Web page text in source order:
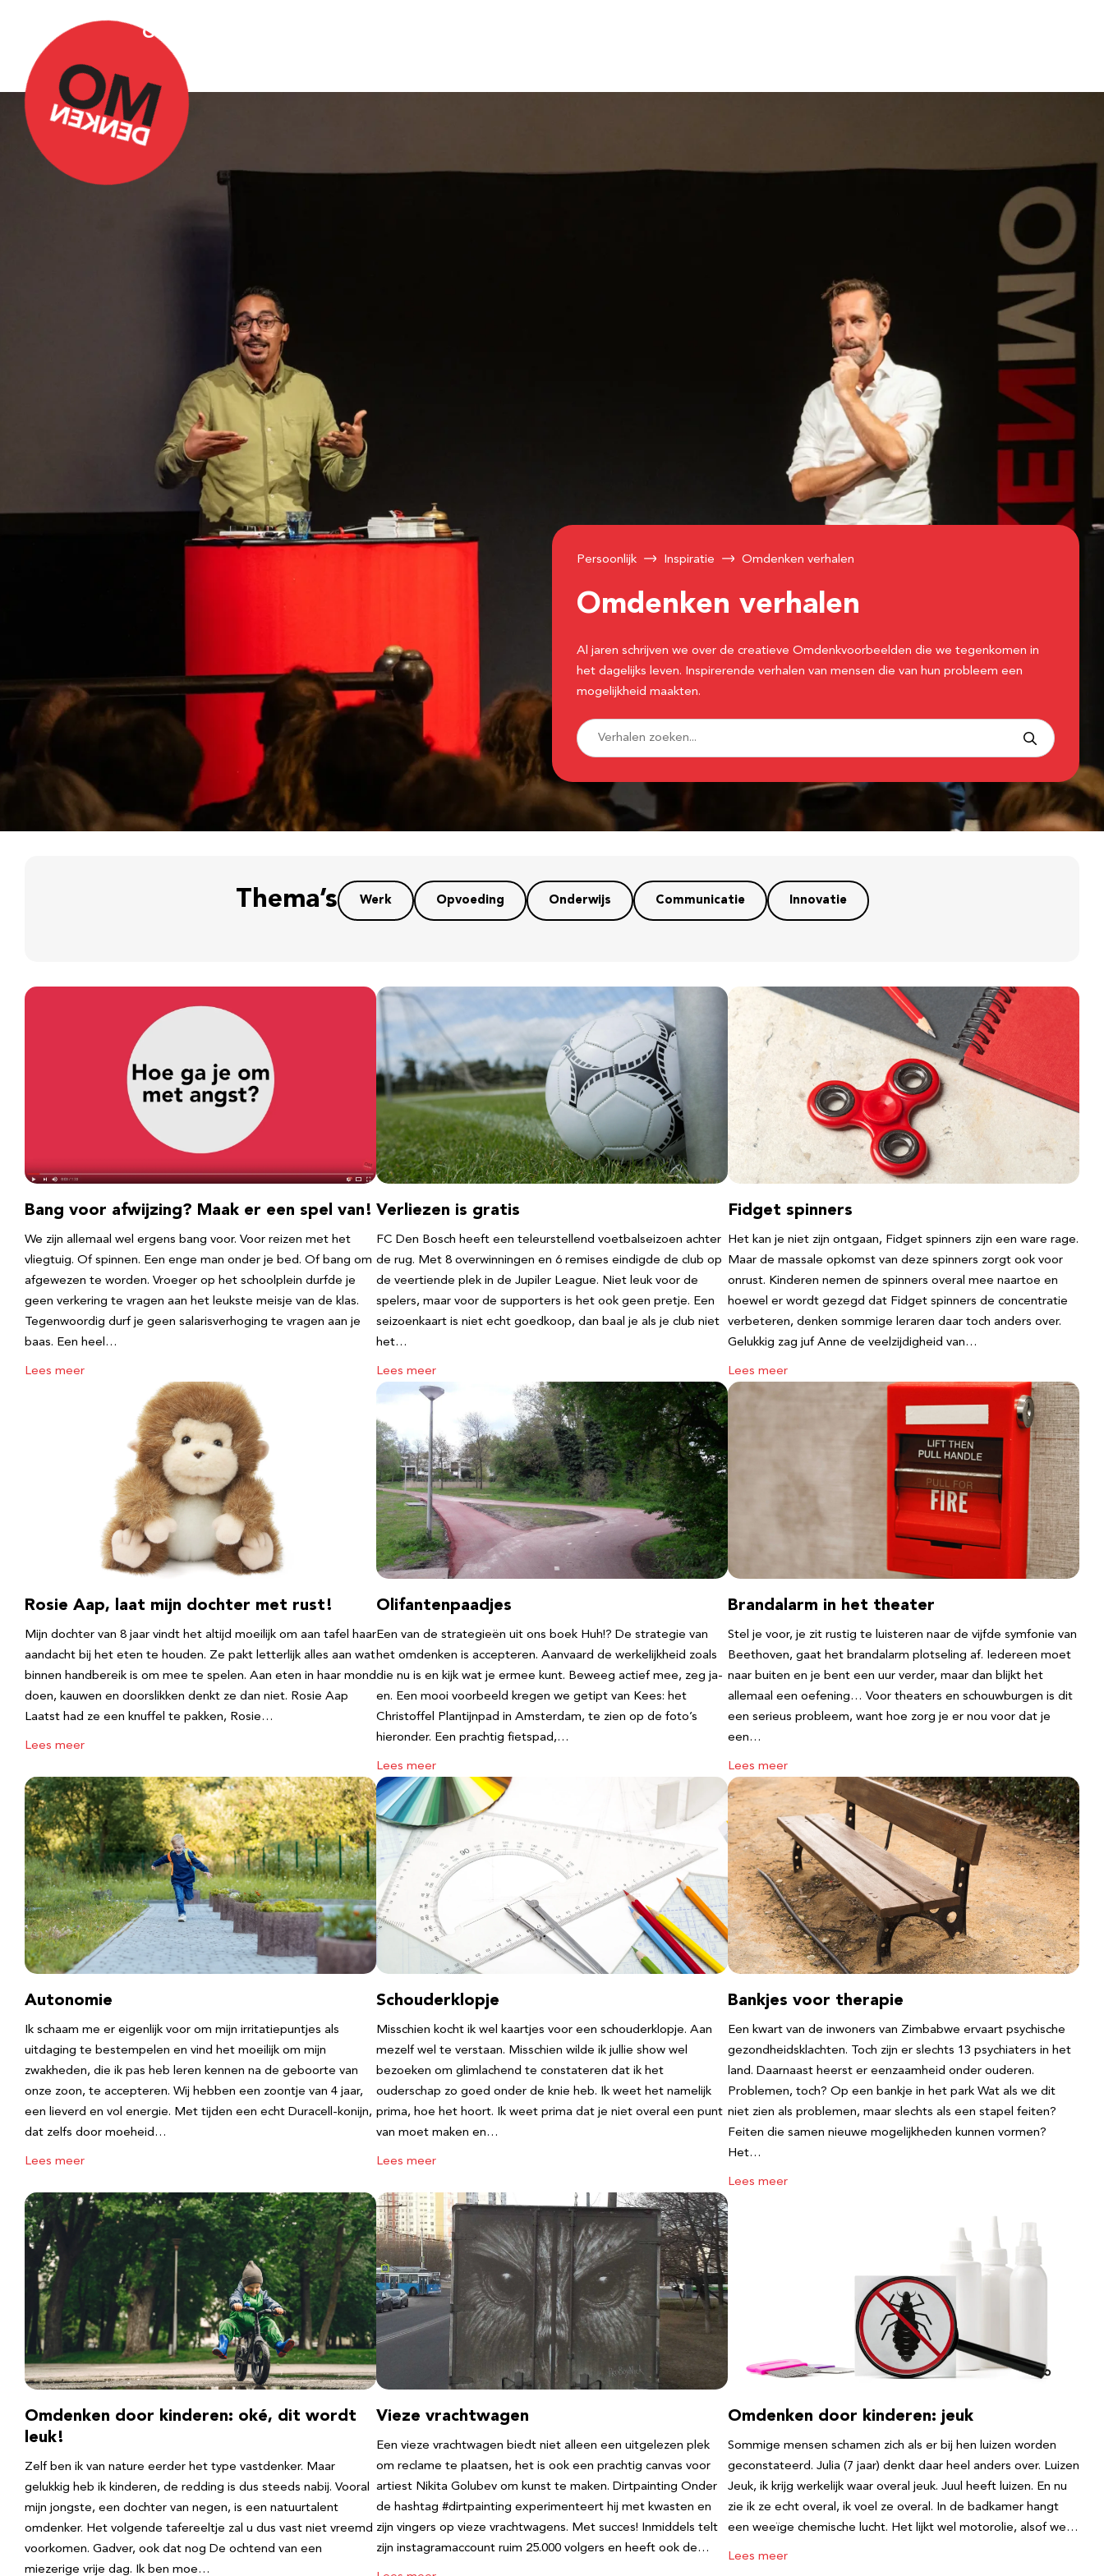
Over Omdenken
Persoonlijk Inspiratie Omdenken verhalen
Omdenken verhalen
Al jaren schrijven we over de creatieve Omdenkvoorbeelden die we tegenkomen in
het dagelijks leven. Inspirerende verhalen van mensen die van hun probleem een
mogelijkheid maakten.
Thema’s Werk Opvoeding Onderwijs Communicatie Innovatie
Bang voor afwijzing? Maak er een spel van!
We zijn allemaal wel ergens bang voor. Voor reizen met het
vliegtuig. Of spinnen. Een enge man onder je bed. Of bang om
afgewezen te worden. Vroeger op het schoolplein durfde je
geen verkering te vragen aan het leukste meisje van de klas.
Tegenwoordig durf je geen salarisverhoging te vragen aan je
baas. Een heel…
Lees meer
Verliezen is gratis
FC Den Bosch heeft een teleurstellend voetbalseizoen achter
de rug. Met 8 overwinningen en 6 remises eindigde de club op
de veertiende plek in de Jupiler League. Niet leuk voor de
spelers, maar voor de supporters is het ook geen pretje. Een
seizoenkaart is niet echt goedkoop, dan baal je als je club niet
het…
Lees meer
Fidget spinners
Het kan je niet zijn ontgaan, Fidget spinners zijn een ware rage.
Maar de massale opkomst van deze spinners zorgt ook voor
onrust. Kinderen nemen de spinners overal mee naartoe en
hoewel er wordt gezegd dat Fidget spinners de concentratie
verbeteren, denken sommige leraren daar toch anders over.
Gelukkig zag juf Anne de veelzijdigheid van…
Lees meer
Rosie Aap, laat mijn dochter met rust!
Mijn dochter van 8 jaar vindt het altijd moeilijk om aan tafel haar
aandacht bij het eten te houden. Ze pakt letterlijk alles aan wat
binnen handbereik is om mee te spelen. Aan eten in haar mond
doen, kauwen en doorslikken denkt ze dan niet. Rosie Aap
Laatst had ze een knuffel te pakken, Rosie…
Lees meer
Olifantenpaadjes
Een van de strategieën uit ons boek Huh!? De strategie van
het omdenken is accepteren. Aanvaard de werkelijkheid zoals
die nu is en kijk wat je ermee kunt. Beweeg actief mee, zeg ja-
en. Een mooi voorbeeld kregen we getipt van Kees: het
Christoffel Plantijnpad in Amsterdam, te zien op de foto’s
hieronder. Een prachtig fietspad,…
Lees meer
Brandalarm in het theater
Stel je voor, je zit rustig te luisteren naar de vijfde symfonie van
Beethoven, gaat het brandalarm plotseling af. Iedereen moet
naar buiten en je bent een uur verder, maar dan blijkt het
allemaal een oefening… Voor theaters en schouwburgen is dit
een serieus probleem, want hoe zorg je er nou voor dat je
een…
Lees meer
Autonomie
Ik schaam me er eigenlijk voor om mijn irritatiepuntjes als
uitdaging te bestempelen en vind het moeilijk om mijn
zwakheden, die ik pas heb leren kennen na de geboorte van
onze zoon, te accepteren. Wij hebben een zoontje van 4 jaar,
een lieverd en vol energie. Met tijden een echt Duracell-konijn,
dat zelfs door moeheid…
Lees meer
Schouderklopje
Misschien kocht ik wel kaartjes voor een schouderklopje. Aan
mezelf wel te verstaan. Misschien wilde ik jullie show wel
bezoeken om glimlachend te constateren dat ik het
ouderschap zo goed onder de knie heb. Ik weet het namelijk
prima, hoe het hoort. Ik weet prima dat je niet overal een punt
van moet maken en…
Lees meer
Bankjes voor therapie
Een kwart van de inwoners van Zimbabwe ervaart psychische
gezondheidsklachten. Toch zijn er slechts 13 psychiaters in het
land. Daarnaast heerst er eenzaamheid onder ouderen.
Problemen, toch? Op een bankje in het park Wat als we dit
niet zien als problemen, maar slechts als een stapel feiten?
Feiten die samen nieuwe mogelijkheden kunnen vormen?
Het…
Lees meer
Omdenken door kinderen: oké, dit wordt
leuk!
Zelf ben ik van nature eerder het type vastdenker. Maar
gelukkig heb ik kinderen, de redding is dus steeds nabij. Vooral
mijn jongste, een dochter van negen, is een natuurtalent
omdenker. Het volgende tafereeltje zal u dus vast niet vreemd
voorkomen. Gadver, ook dat nog De ochtend van een
miezerige vrije dag. Ik ben moe…
Vieze vrachtwagen
Een vieze vrachtwagen biedt niet alleen een uitgelezen plek
om reclame te plaatsen, het is ook een prachtig canvas voor
artiest Nikita Golubev om kunst te maken. Dirtpainting Onder
de hashtag #dirtpainting experimenteert hij met kwasten en
zijn vingers op vieze vrachtwagens. Met succes! Inmiddels telt
zijn instagramaccount ruim 25.000 volgers en heeft ook de…
Omdenken door kinderen: jeuk
Sommige mensen schamen zich als er bij hen luizen worden
geconstateerd. Julia (7 jaar) denkt daar heel anders over. Luizen
Jeuk, ik krijg werkelijk waar overal jeuk. Juul heeft luizen. En nu
zie ik ze echt overal, ik voel ze overal. In de badkamer hangt
een weeïge chemische lucht. Het lijkt wel motorolie, alsof we…
Lees meer